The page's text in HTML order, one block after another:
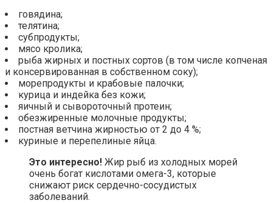
говядина;
телятина;
субпродукты;
мясо кролика;
рыба жирных и постных сортов (в том числе копченая
и консервированная в собственном соку);
морепродукты и крабовые палочки;
курица и индейка без кожи;
яичный и сывороточный протеин;
обезжиренные молочные продукты;
постная ветчина жирностью от 2 до 4 %;
куриные и перепелиные яйца.
Это интересно! Жир рыб из холодных морей
очень богат кислотами омега-3, которые
снижают риск сердечно-сосудистых
заболеваний.